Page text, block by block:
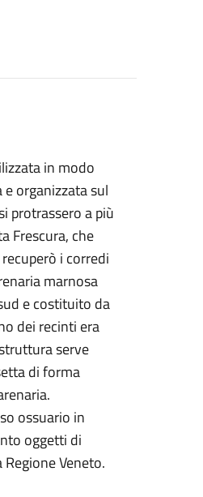
in modo
organizzata sul
protrassero a più
Frescura, che
i corredi
marnosa
e costituito da
dei recinti era
serve
di forma
ossuario in
oggetti di
Veneto.